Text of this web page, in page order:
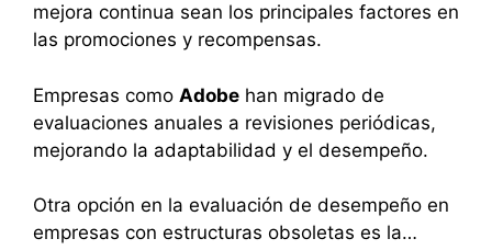
mejora continua sean los principales factores en
las promociones y recompensas.
Empresas como Adobe han migrado de
evaluaciones anuales a revisiones periódicas,
mejorando la adaptabilidad y el desempeño.
Otra opción en la evaluación de desempeño en
empresas con estructuras obsoletas es la…